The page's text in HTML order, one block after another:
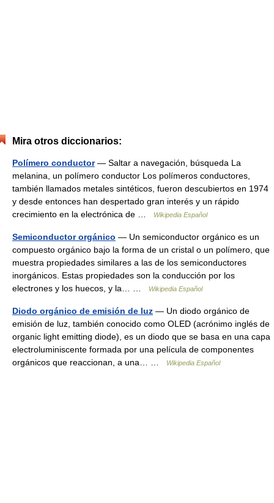
Mira otros diccionarios:
Polímero conductor— Saltar a navegación, búsqueda La
melanina, un polímero conductor Los polímeros conductores,
también llamados metales sintéticos, fueron descubiertos en 1974
y desde entonces han despertado gran interés y un rápido
crecimiento en la electrónica de …
Wikipedia Español
Semiconductor orgánico — Un semiconductor orgánico es un
compuesto orgánico bajo la forma de un cristal o un polímero, que
muestra propiedades similares a las de los semiconductores
inorgánicos. Estas propiedades son la conducción por los
electrones y los huecos, y la… …
Wikipedia Español
Diodo orgánico de emisión de luz — Un diodo orgánico de
emisión de luz, también conocido como OLED (acrónimo inglés de
organic light emitting diode), es un diodo que se basa en una capa
electroluminiscente formada por una película de componentes
orgánicos que reaccionan, a una… …
Wikipedia Español